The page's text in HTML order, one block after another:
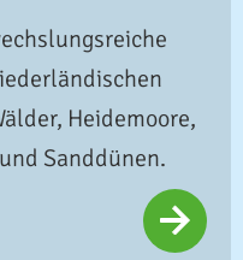
Heidemoore,
Sanddünen.